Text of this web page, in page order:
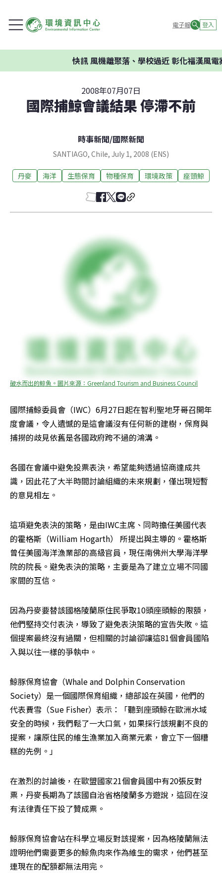
電子報 登入
快訊風機離聚落、學校過近 彰化福漢風電案
2008年07月07日
國際捕鯨會議結果 停滯不前
時事新聞/國際新聞
SANTIAGO, Chile, July 1, 2008 (ENS)
丹麥 海洋 生態保育 物種保育 環境政策 座頭鯨
破水而出的鯨魚。圖片來源：Greenland Tourism and Business Council
國際捕鯨委員會（IWC）6月27日起在智利聖地牙哥召開年
度會議，令人遺憾的是這會議沒有任何新的建樹，保育與
捕撈的歧見依舊是各國政府跨不過的鴻溝。
各國在會議中避免投票表決，希望能夠透過協商達成共
識，因此花了大半時間討論組織的未來規劃，僅出現短暫
的意見相左。
這項避免表決的策略，是由IWC主席、同時擔任美國代表
的霍格斯（William Hogarth） 所提出與主導的。霍格斯
曾任美國海洋漁業部的高級官員，現任南佛州大學海洋學
院的院長。避免表決的策略，主要是為了建立立場不同國
家間的互信。
因為丹麥要替該國格陵蘭原住民爭取10頭座頭鯨的限額，
他們堅持交付表決，導致了避免表決策略的宣告失敗。這
個提案最終沒有過關，但相關的討論卻讓這81個會員國陷
入與以往一樣的爭執中。
鯨豚保育協會（Whale and Dolphin Conservation
Society）是一個國際保育組織，總部設在英國，他們的
代表費雪（Sue Fisher）表示：「聽到座頭鯨在歐洲水域
安全的時候，我們鬆了一大口氣，如果採行該規劃不良的
提案，讓原住民的維生漁業加入商業元素，會立下一個糟
糕的先例。」
在激烈的討論後，在歐盟國家21個會員國中有20張反對
票，丹麥長期為了該國自治省格陵蘭多方遊說，這回在沒
有法律責任下投了贊成票。
鯨豚保育協會站在科學立場反對該提案，因為格陵蘭無法
證明他們需要更多的鯨魚肉來作為維生的需求，他們甚至
連現在的配額都無法用完。